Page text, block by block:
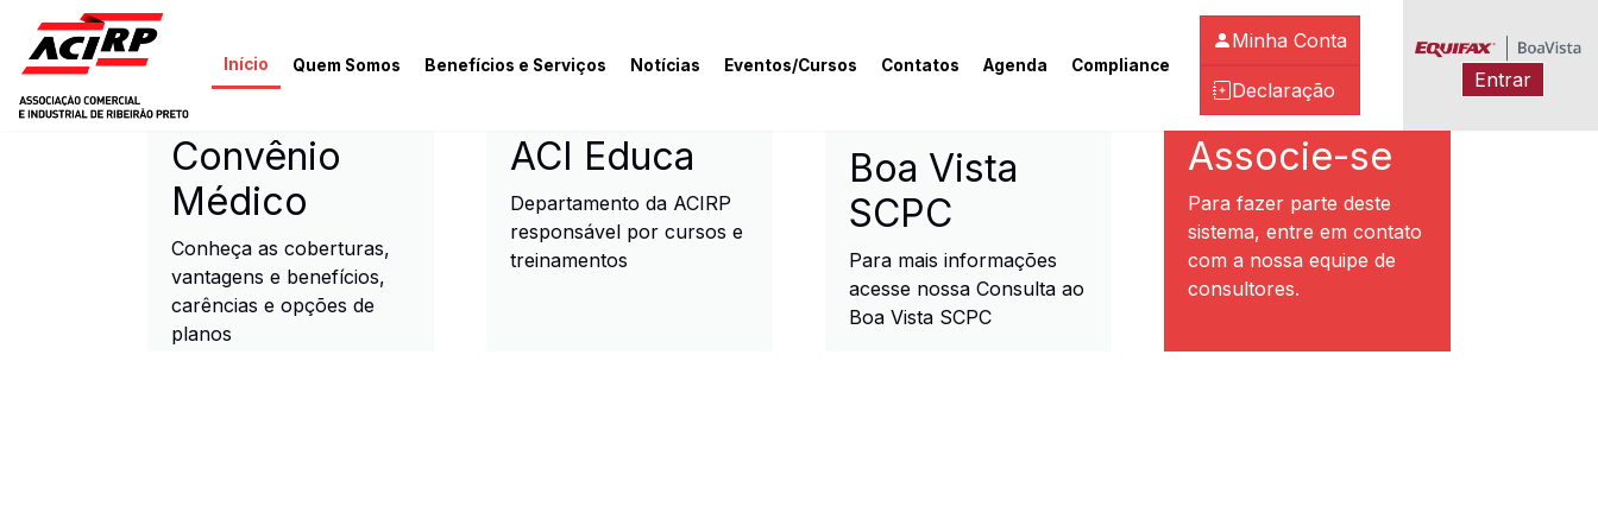
Pular para o conteúdo principal
Início Quem Somos Benefícios e Serviços Notícias Eventos/Cursos Contatos Agenda Compliance
Minha Conta
Declaração Entrar
ACIRP - Associação Comercial e Industrial de Ribeirão Preto
Convênio
Médico
Conheça as coberturas,
vantagens e benefícios,
carências e opções de
planos
ACI Educa
Departamento da ACIRP
responsável por cursos e
treinamentos
Boa Vista
SCPC
Para mais informações
acesse nossa Consulta ao
Boa Vista SCPC
Associe-se
Para fazer parte deste
sistema, entre em contato
com a nossa equipe de
consultores.